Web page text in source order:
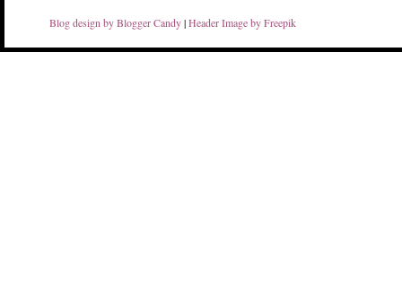
Blog design by Blogger Candy|Header Image by Freepik